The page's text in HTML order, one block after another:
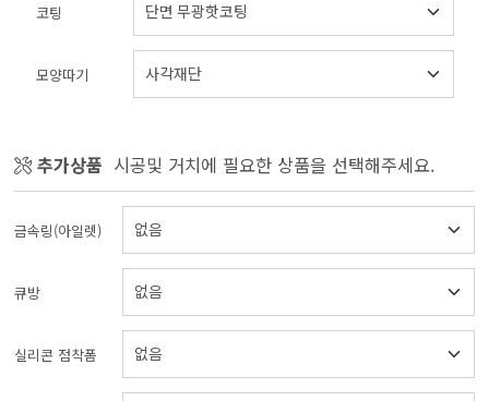
코팅
모양따기
추가상품 시공및 거치에 필요한 상품을 선택해주세요.
금속링(아일렛)
큐방
실리콘 점착폼